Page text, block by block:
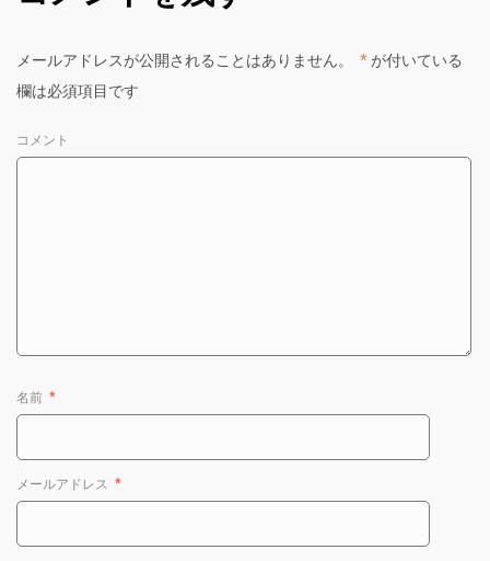
メールアドレスが公開されることはありません。 * が付いている
欄は必須項目です
コメント
名前 *
メールアドレス *